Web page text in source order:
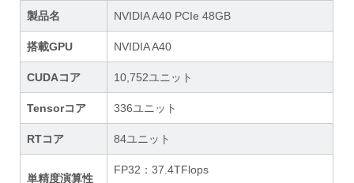
製品名 NVIDIA A40 PCIe 48GB
搭載GPU NVIDIA A40
CUDAコア 10,752ユニット
Tensorコア 336ユニット
RTコア 84ユニット
単精度演算性
FP32：37.4TFlops